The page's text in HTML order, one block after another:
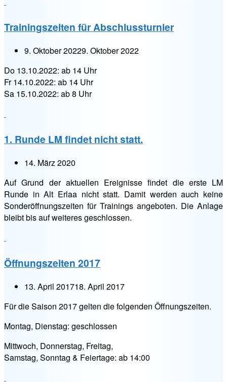
Trainingszeiten für Abschlussturnier
9. Oktober 20229. Oktober 2022
Do 13.10.2022: ab 14 Uhr
Fr 14.10.2022: ab 14 Uhr
Sa 15.10.2022: ab 8 Uhr
1. Runde LM findet nicht statt.
14. März 2020
Auf Grund der aktuellen Ereignisse findet die erste LM
Runde in Alt Erlaa nicht statt. Damit werden auch keine
Sonderöffnungszeiten für Trainings angeboten. Die Anlage
bleibt bis auf weiteres geschlossen.
Öffnungszeiten 2017
13. April 201718. April 2017
Für die Saison 2017 gelten die folgenden Öffnungszeiten.
Montag, Dienstag: geschlossen
Mittwoch, Donnerstag, Freitag,
Samstag, Sonntag & Feiertage: ab 14:00